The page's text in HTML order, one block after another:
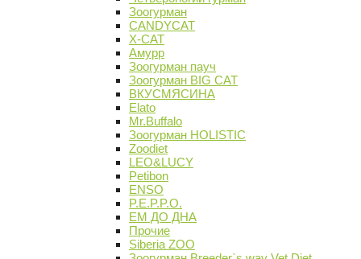
Зоогурман
CANDYCAT
X-CAT
Амурр
Зоогурман пауч
Зоогурман BIG CAT
ВКУСМЯСИНА
Elato
Mr.Buffalo
Зоогурман HOLISTIC
Zoodiet
LEO&LUCY
Petibon
ENSO
P.E.P.P.O.
ЕМ ДО ДНА
Прочие
Siberia ZOO